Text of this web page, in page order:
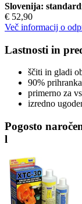
Slovenija:
€ 52,90
Več informacij o
Lastnosti in
ščiti in gladi
90%
primerno za
izredno
Pogosto
l